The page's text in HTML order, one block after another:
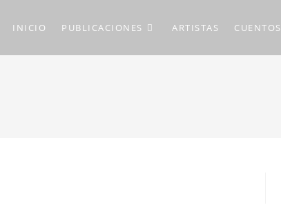
INICIO PUBLICACIONES ARTISTAS CUENTOS